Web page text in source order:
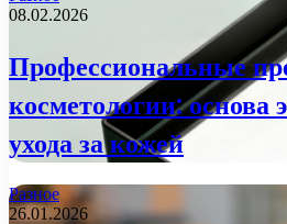
08.02.2026
Профессиональные
косметологии: основа
ухода за кожей
Разное
26.01.2026